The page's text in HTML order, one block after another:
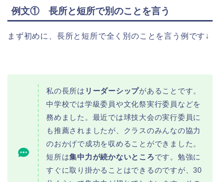
例文① 長所と短所で別のことを言う
まず初めに、長所と短所で全く別のことを言う例です↓
私の長所は リーダーシップがあることです。
中学校では学級委員や文化祭実行委員などを
務めました。最近では球技大会の実行委員に
も推薦されましたが、クラスのみんなの協力
のおかげで成功を収めることができました。
短所は集中力が続かないところです。勉強に
すぐに取り掛かることはできるのですが、30